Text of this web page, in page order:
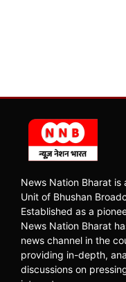
News Nation Bharat is
Unit of Bhushan
Established as a
News Nation Bharat
news channel in the
providing in-depth,
discussions on